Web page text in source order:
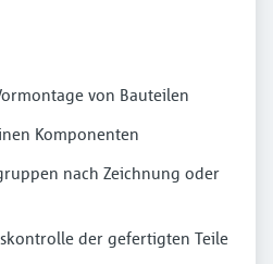
von Bauteilen
Komponenten
nach Zeichnung oder
der gefertigten Teile